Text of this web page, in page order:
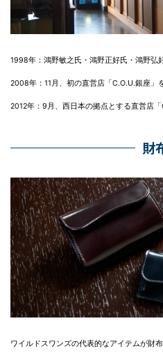
1998年：鴻野敏之氏・鴻野正好氏・鴻野弘
2008年：11月、初の直営店「C.O.U.銀座」
2012年：9月、西日本の拠点とする直営店「
財
ワイルドスワンズの代表的なアイテムが財